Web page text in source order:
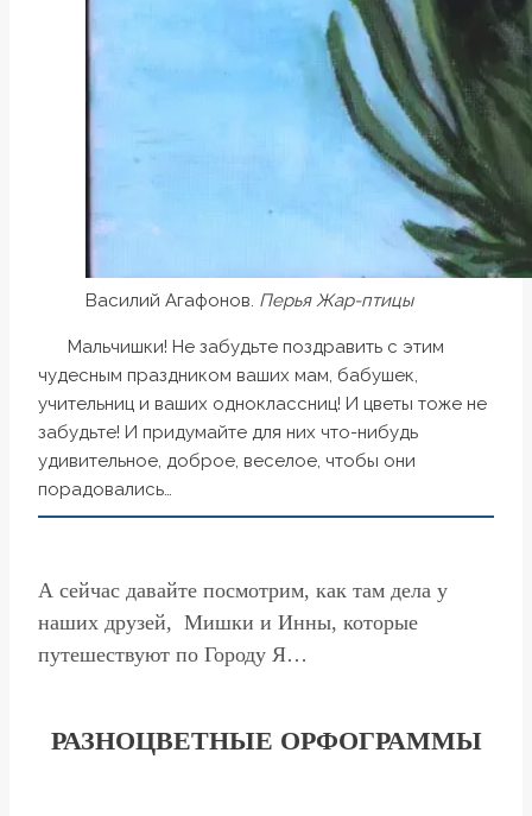
Василий Агафонов. Перья Жар-птицы
Мальчишки! Не забудьте поздравить с этим
чудесным праздником ваших мам, бабушек,
учительниц и ваших одноклассниц! И цветы тоже не
забудьте! И придумайте для них что-нибудь
удивительное, доброе, веселое, чтобы они
порадовались…
А сейчас давайте посмотрим, как там дела у
наших друзей, Мишки и Инны, которые
путешествуют по Городу Я…
РАЗНОЦВЕТНЫЕ ОРФОГРАММЫ